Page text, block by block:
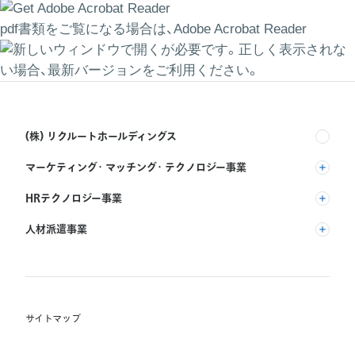
pdf書類をご覧になる場合は、Adobe Acrobat Reader
が必要です。正しく表示されな
い場合、最新バージョンをご利用ください。
(株) リクルートホールディングス
マーケティング・マッチング・テクノロジー事業
(株) リクルート
HRテクノロジー事業
(株) インディードリクルートパートナーズ
Indeed, Inc.
人材派遣事業
(株) スタッフサービス・ホールディングス
サイトマップ